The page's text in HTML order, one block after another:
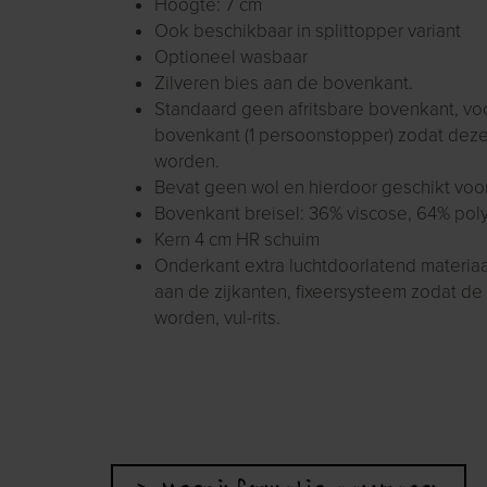
Hoogte: 7 cm
Ook beschikbaar in splittopper variant
Optioneel wasbaar
Zilveren bies aan de bovenkant.
Standaard geen afritsbare bovenkant,
bovenkant (1 persoonstopper) zodat
worden.
Bevat geen wol en hierdoor geschikt
Bovenkant breisel: 36% viscose, 64%
Kern 4 cm HR schuim
Onderkant extra luchtdoorlatend
aan de zijkanten, fixeersysteem zodat
worden, vul-rits.